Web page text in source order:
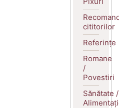
cititorilor
Referințe
Romane
/
Povestiri
Sănătate /